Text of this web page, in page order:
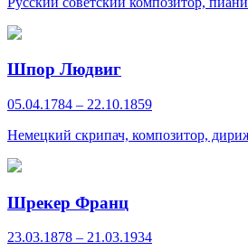
Шпор Людвиг
05.04.1784 – 22.10.1859
Немецкий скрипач, композитор,
Шрекер Франц
23.03.1878 – 21.03.1934